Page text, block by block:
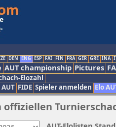
DEN ENG ESP FAI FIN FRA GER GRE INA
AUT championship Pictures
Elozahl
FIDE Spieler anmelden Elo